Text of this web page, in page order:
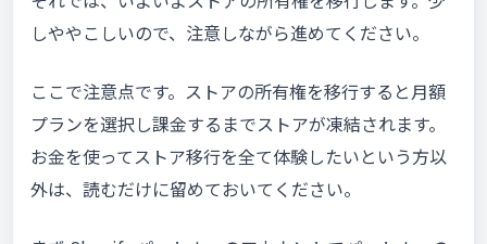
しややこしいので、注意しながら進めてください。
ここで注意点です。ストアの所有権を移行すると月額
プランを選択し課金するまでストアが凍結されます。
お金を使ってストア移行を全て体験したいという方以
外は、読むだけに留めておいてください。